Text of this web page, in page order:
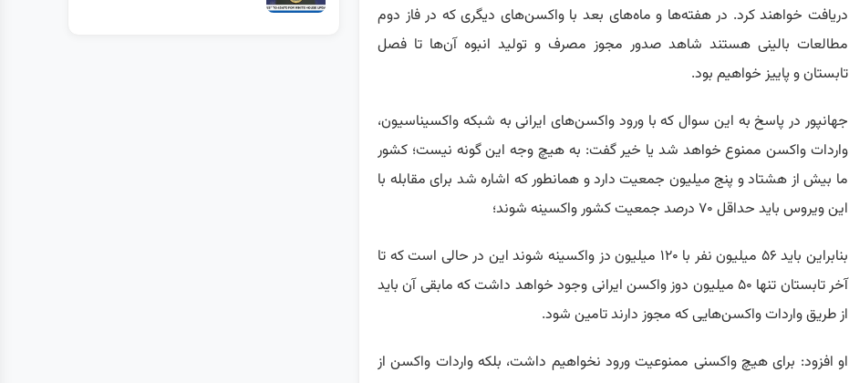
دریافت خواهند کرد. در هفته‌ها و ماه‌های بعد با واکسن‌های دیگری که در فاز دوم
مطالعات بالینی هستند شاهد صدور مجوز مصرف و تولید انبوه آن‌ها تا فصل
تابستان و پاییز خواهیم بود.
جهانپور در پاسخ به این سوال که با ورود واکسن‌های ایرانی به شبکه واکسیناسیون،
واردات واکسن ممنوع خواهد شد یا خیر گفت: به هیچ وجه این گونه نیست؛ کشور
ما بیش از هشتاد و پنج میلیون جمعیت دارد و همانطور که اشاره شد برای مقابله با
این ویروس باید حداقل ۷۰ درصد جمعیت کشور واکسینه شوند؛
بنابراین باید ۵۶ میلیون نفر با ۱۲۰ میلیون دز واکسینه شوند این در حالی است که تا
آخر تابستان تنها ۵۰ میلیون دوز واکسن ایرانی وجود خواهد داشت که مابقی آن باید
از طریق واردات واکسن‌هایی که مجوز دارند تامین شود.
او افزود: برای هیچ واکسنی ممنوعیت ورود نخواهیم داشت، بلکه واردات واکسن از